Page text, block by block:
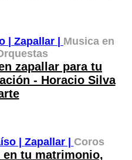
| Zapallar | Musica en
zapallar para tu
- Horacio Silva
| Zapallar | Coros
tu matrimonio,